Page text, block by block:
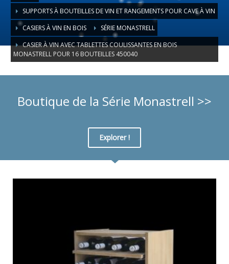
SUPPORTS À BOUTEILLES DE VIN ET RANGEMENTS POUR CAVE À VIN
CASIERS À VIN EN BOIS
SÉRIE MONASTRELL
CASIER À VIN AVEC TABLETTES COULISSANTES EN BOIS
MONASTRELL POUR 16 BOUTEILLES 450040
Boutique de la Série Monastrell >>
Explorer !